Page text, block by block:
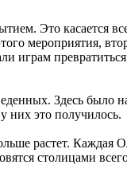
Это касается
мероприятия,
играм
Здесь было
них это получилось.
растет. Каждая
столицами